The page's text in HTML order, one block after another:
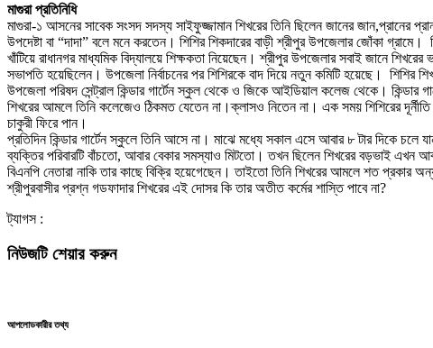
মাগুরা প্রতিনিধি
মাগুরা-১ আসনের সাবেক সংসদ সদস্য সাইফুজ্জামান শিখরের তিনি ছিলেন জানের
উপদেষ্টা বা “দাদা” বলে মনে করতেন। শিশির শিকদারের বাড়ী শ্রীপুর উপজেলার জোঁকা
খাঁটিয়ে রাধানগর মাধ্যমিক বিদ্যালয়ে শিক্ষকতা নিয়েছেন। শ্রীপুর উপজেলার সবাই জানে
সভাপতি হয়েছিলেন। উপজেলা নির্বাচনের পর শিশিরকে বাদ দিয়ে নতুন কমিটি হয়েছে। শিশির
উপজেলা পরিষদ সেন্ট্রাল কিন্ডার গার্টেন স্কুল থেকে ও জিকে আইডিয়াল কলেজ থেকে।
শিখরের আমলে তিনি কলেজেও ঠিকমত যেতেন না।ক্লাসও নিতেন না। এক সময় শিশিরের দূর্নীতি
চাকুরী ফিরে পান।
প্রতিদিন কিন্ডার গার্টেন স্কুলে তিনি আসে না। মাঝে মধ্যে সকাল এসে আবার ৮ টার দিকে
ব্যক্তির পরিবারটি বাঁচতো, আবার বেকার সমস্যাও মিটতো। তখন ছিলেন শিখরের বড়ভাই এখন
বিএনপি নেতারা নাকি তার কাছে বিক্রি হয়েগেছেন। তাইতো তিনি শিখরের আমলে শত প্রকার
শ্রীপুরবাসীর প্রশ্ন গডফাদার শিখরের এই দোসর কি তার অতীত কর্মের শাস্তি পাবে না?
ট্যাগস :
নিউজটি শেয়ার করুন
আপলোডকারীর তথ্য